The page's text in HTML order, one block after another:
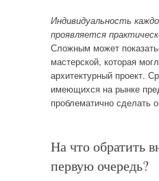
Индивидуальность
проявляется
Сложным может
мастерской, которая
архитектурный проект.
имеющихся на рынке
проблематично сделать
На что обратить
первую очередь?